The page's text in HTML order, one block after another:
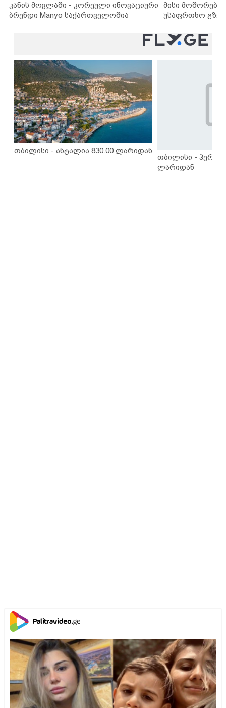
კანის მოვლაში - კორეული ინოვაციური
ბრენდი Manyo საქართველოშია
მისი
უსაფრთხო
თბილისი - ანტალია 830.00 ლარიდან
თბილისი -
ლარიდან